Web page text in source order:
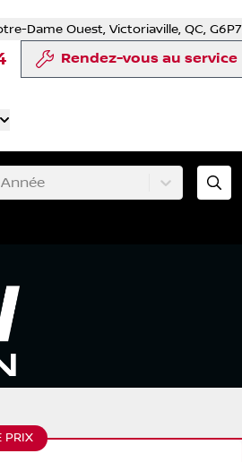
Rendez-vous au service
Instagram
Dame Ouest, Victoriaville, QC,
Année
PRIX